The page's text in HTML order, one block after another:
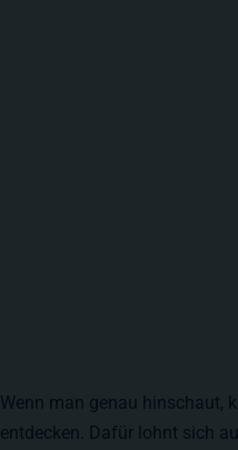
Wenn man genau hinschaut,
entdecken. Dafür lohnt sich